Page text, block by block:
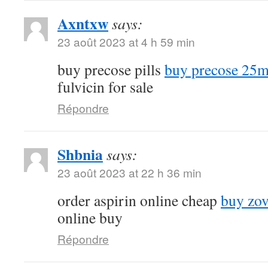
Axntxwsays:
23 août 2023 at 4 h 59 min
buy precose pills buy precose
fulvicin for sale
Répondre
Shbniasays:
23 août 2023 at 22 h 36 min
order aspirin online cheap buy
online buy
Répondre